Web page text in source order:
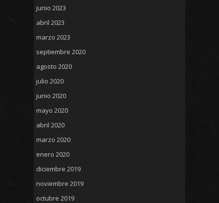
junio 2023
abril 2023
marzo 2023
septiembre 2020
agosto 2020
julio 2020
junio 2020
mayo 2020
abril 2020
marzo 2020
enero 2020
diciembre 2019
noviembre 2019
octubre 2019